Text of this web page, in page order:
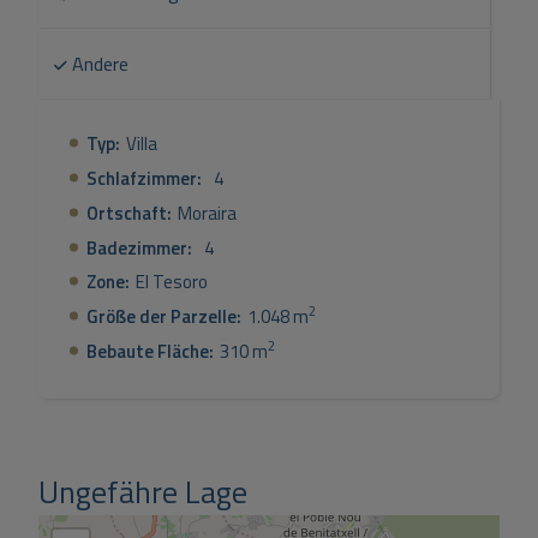
Gegenden der Costa Blanca. Ideal für diejenigen, die ein
Andere
Typ: Villa
Schlafzimmer: 4
Ortschaft: Moraira
Badezimmer: 4
Zone: El Tesoro
Größe der Parzelle: 1.048 m2
Bebaute Fläche: 310 m2
Ungefähre Lage